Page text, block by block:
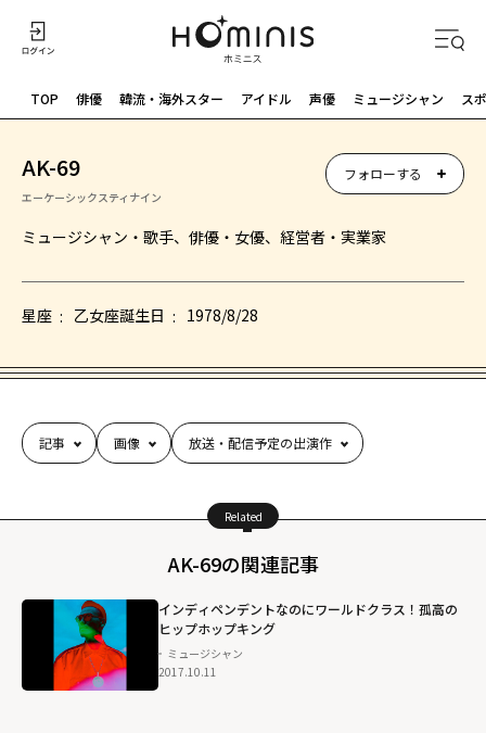
TOP 俳優 韓流・海外スター アイドル 声優 ミュージシャン ス
AK-69
エーケーシックスティナイン
ミュージシャン・歌手、俳優・女優、経営者・実業家
フォローする
星座 乙女座誕生日 1978/8/28
記事 画像 放送・配信予定の出演作
Related
AK-69の関連記事
インディペンデントなのにワールドクラス！孤高の
ヒップホップキング
ミュージシャン
2017.10.11